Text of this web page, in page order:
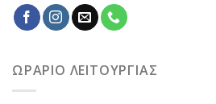
ΩΡΑΡΙΟ ΛΕΙΤΟΥΡΓΙΑΣ